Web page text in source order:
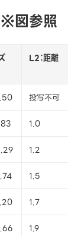
図参照
L2：距離
投写不可
1.0
1.2
1.5
1.7
1.9